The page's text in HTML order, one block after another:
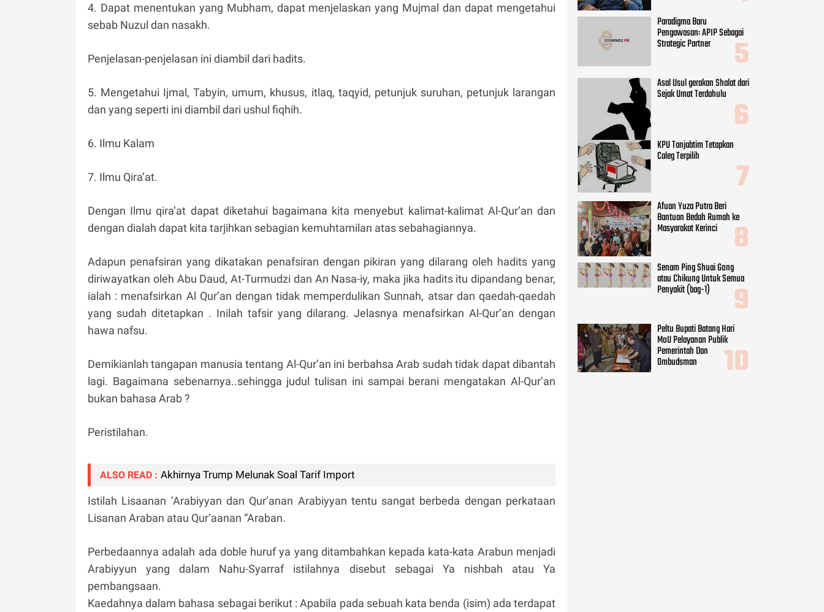
4. Dapat menentukan yang Mubham, dapat menjelaskan yang Mujmal dan dapat mengetahui
sebab Nuzul dan nasakh.
Penjelasan-penjelasan ini diambil dari hadits.
5. Mengetahui Ijmal, Tabyin, umum, khusus, itlaq, taqyid, petunjuk suruhan, petunjuk larangan
dan yang seperti ini diambil dari ushul fiqhih.
6. Ilmu Kalam
7. Ilmu Qira’at.
Dengan Ilmu qira’at dapat diketahui bagaimana kita menyebut kalimat-kalimat Al-Qur’an dan
dengan dialah dapat kita tarjihkan sebagian kemuhtamilan atas sebahagiannya.
Adapun penafsiran yang dikatakan penafsiran dengan pikiran yang dilarang oleh hadits yang
diriwayatkan oleh Abu Daud, At-Turmudzi dan An Nasa-iy, maka jika hadits itu dipandang benar,
ialah : menafsirkan Al Qur’an dengan tidak memperdulikan Sunnah, atsar dan qaedah-qaedah
yang sudah ditetapkan . Inilah tafsir yang dilarang. Jelasnya menafsirkan Al-Qur’an dengan
hawa nafsu.
Demikianlah tangapan manusia tentang Al-Qur’an ini berbahsa Arab sudah tidak dapat dibantah
lagi. Bagaimana sebenarnya..sehingga judul tulisan ini sampai berani mengatakan Al-Qur’an
bukan bahasa Arab ?
Peristilahan.
ALSO READ : Akhirnya Trump Melunak Soal Tarif Import
Istilah Lisaanan ‘Arabiyyan dan Qur’anan Arabiyyan tentu sangat berbeda dengan perkataan
Lisanan Araban atau Qur’aanan “Araban.
Perbedaannya adalah ada doble huruf ya yang ditambahkan kepada kata-kata Arabun menjadi
Arabiyyun yang dalam Nahu-Syarraf istilahnya disebut sebagai Ya nishbah atau Ya
pembangsaan.
Kaedahnya dalam bahasa sebagai berikut : Apabila pada sebuah kata benda (isim) ada terdapat
Paradigma Baru
Pengawasan: APIP Sebagai
Strategic Partner
Asal Usul gerakan Shalat dari
Sejak Umat Terdahulu
KPU Tanjabtim Tetapkan
Caleg Terpilih
Afuan Yuza Putra Beri
Bantuan Bedah Rumah ke
Masyarakat Kerinci
Senam Ping Shuai Gong
atau Chikung Untuk Semua
Penyakit (bag-1)
Peltu Bupati Batang Hari
MoU Pelayanan Publik
Pemerintah Dan
Ombudsman